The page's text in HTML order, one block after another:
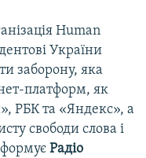
Human
України
заборону, яка
платформ, як
РБК та «Яндекс», а
свободи слова і
Радіо